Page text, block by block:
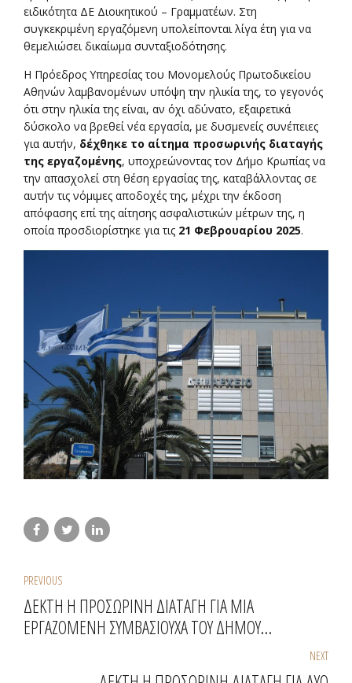
ειδικότητα ΔΕ Διοικητικού – Γραμματέων. Στη
συγκεκριμένη εργαζόμενη υπολείπονται λίγα έτη για να
θεμελιώσει δικαίωμα συνταξιοδότησης.
Η Πρόεδρος Υπηρεσίας του Μονομελούς Πρωτοδικείου
Αθηνών λαμβανομένων υπόψη την ηλικία της, το γεγονός
ότι στην ηλικία της είναι, αν όχι αδύνατο, εξαιρετικά
δύσκολο να βρεθεί νέα εργασία, με δυσμενείς συνέπειες
για αυτήν, δέχθηκε το αίτημα προσωρινής διαταγής
της εργαζομένης, υποχρεώνοντας τον Δήμο Κρωπίας να
την απασχολεί στη θέση εργασίας της, καταβάλλοντας σε
αυτήν τις νόμιμες αποδοχές της, μέχρι την έκδοση
απόφασης επί της αίτησης ασφαλιστικών μέτρων της, η
οποία προσδιορίστηκε για τις 21 Φεβρουαρίου 2025.
PREVIOUS
ΔΕΚΤΗ Η ΠΡΟΣΩΡΙΝΗ ΔΙΑΤΑΓΗ ΓΙΑ ΜΙΑ
ΕΡΓΑΖΟΜΕΝΗ ΣΥΜΒΑΣΙΟΥΧΑ ΤΟΥ ΔΗΜΟΥ
NEXT